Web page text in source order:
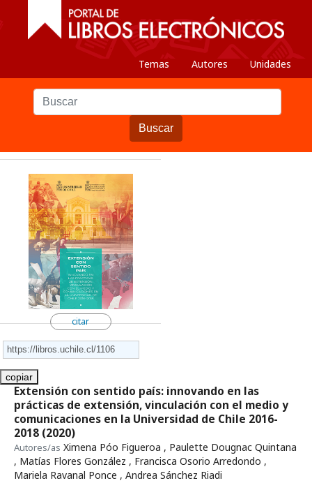
Temas Autores Unidades
Buscar
citar
copiar
Extensión con sentido país: innovando en las
prácticas de extensión, vinculación con el medio y
comunicaciones en la Universidad de Chile 2016-
2018 (2020)
Autores/as Ximena Póo Figueroa , Paulette Dougnac Quintana
, Matías Flores González , Francisca Osorio Arredondo ,
Mariela Ravanal Ponce , Andrea Sánchez Riadi